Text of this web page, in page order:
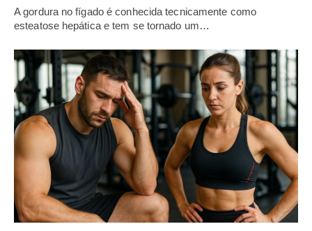
A gordura no fígado é conhecida tecnicamente como
esteatose hepática e tem se tornado um…